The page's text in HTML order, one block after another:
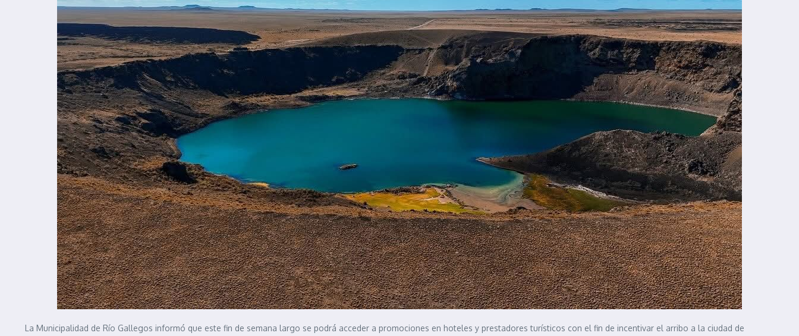
La Municipalidad de Río Gallegos informó que este fin de semana largo se podrá acceder a promociones en hoteles y prestadores turísticos con el fin de incentivar el arribo a la ciudad de